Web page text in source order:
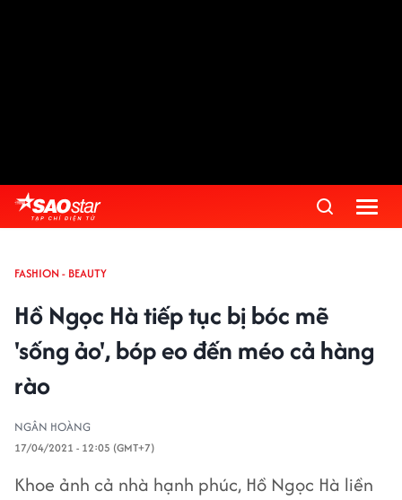
FASHION - BEAUTY
Hồ Ngọc Hà tiếp tục bị bóc mẽ
'sống ảo', bóp eo đến méo cả hàng
rào
NGÂN HOÀNG
17/04/2021 - 12:05 (GMT+7)
Khoe ảnh cả nhà hạnh phúc, Hồ Ngọc Hà liền